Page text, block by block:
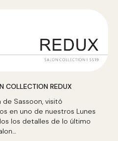
COLLECTION REDUX
Sassoon, visitó
en uno de nuestros Lunes
los detalles de lo último